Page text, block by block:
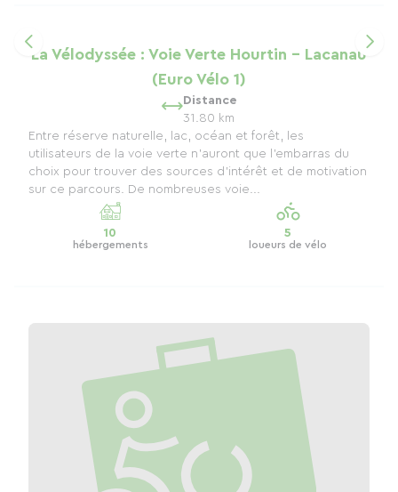
La Vélodyssée : Voie Verte Hourtin - Lacanau
(Euro Vélo 1)
Distance
31.80 km
Entre réserve naturelle, lac, océan et forêt, les
utilisateurs de la voie verte n'auront que l'embarras du
choix pour trouver des sources d'intérêt et de motivation
sur ce parcours. De nombreuses voie...
10
hébergements
5
loueurs de vélo